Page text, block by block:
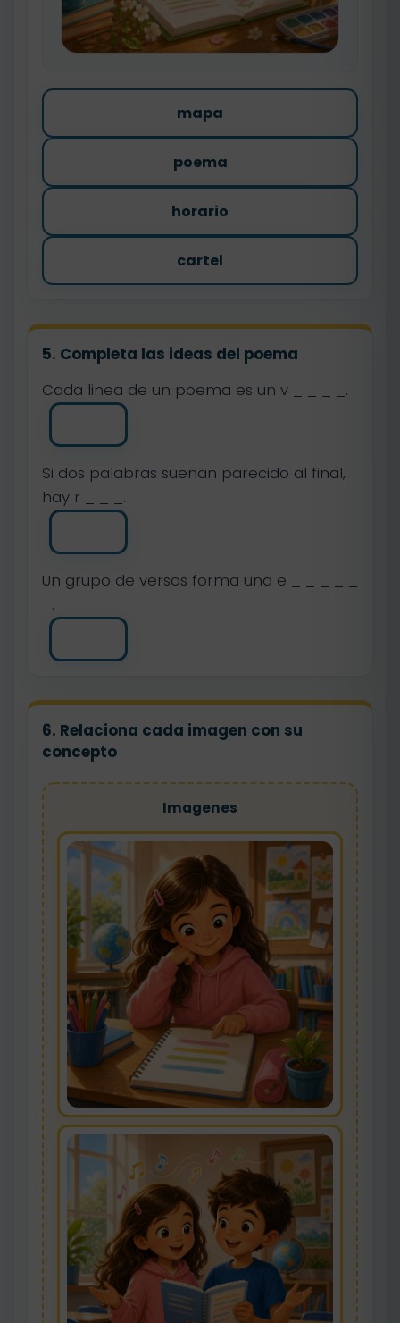
mapa
poema
horario
cartel
5. Completa las ideas del poema
Cada linea de un poema es un v _ _ _ _.
Si dos palabras suenan parecido al final,
hay r _ _ _.
Un grupo de versos forma una e _ _ _ _ _
_.
6. Relaciona cada imagen con su
concepto
Imagenes